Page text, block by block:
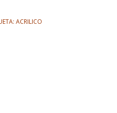
ACRILICO